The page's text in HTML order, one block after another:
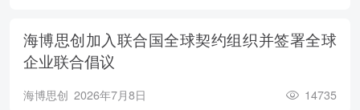
海博思创加入联合国全球契约组织并签署全球
企业联合倡议
海博思创 2026年7月8日 14735